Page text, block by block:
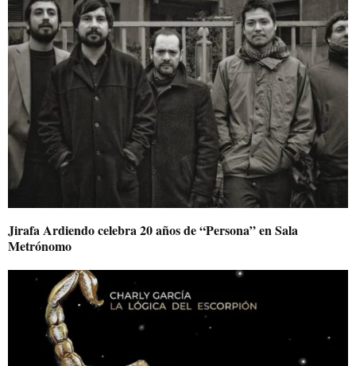
Jirafa Ardiendo celebra 20 años de “Persona” en Sala
Metrónomo